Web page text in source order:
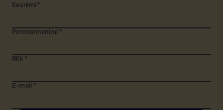
Eesnimi *
Perekonnanimi *
Riik *
E-mail *